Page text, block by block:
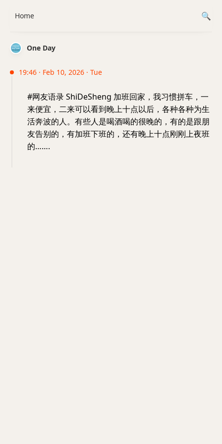
One Day
19:46 · Feb 10, 2026 · Tue
#网友语录 ShiDeSheng 加班回家，我习惯拼车，一
来便宜，二来可以看到晚上十点以后，各种各种为生
活奔波的人。有些人是喝酒喝的很晚的，有的是跟朋
友告别的，有加班下班的，还有晚上十点刚刚上夜班
的…….
Home